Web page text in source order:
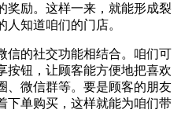
奖励。这样一来，就能形成裂
知道咱们的门店。
信的社交功能相结合。咱们可
按钮，让顾客能方便地把喜欢
、微信群等。要是顾客的朋友
下单购买，这样就能为咱们带